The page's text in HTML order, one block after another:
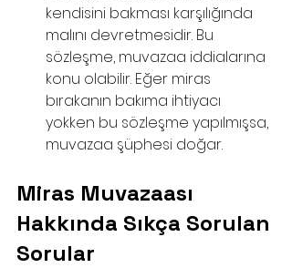
kendisini bakması karşılığında
malını devretmesidir. Bu
sözleşme, muvazaa iddialarına
konu olabilir. Eğer miras
bırakanın bakıma ihtiyacı
yokken bu sözleşme yapılmışsa,
muvazaa şüphesi doğar.
Miras Muvazaası
Hakkında Sıkça Sorulan
Sorular